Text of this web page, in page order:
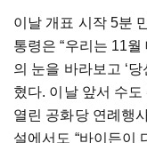
이날 개표 시작 5분
통령은 “우리는 11월
의 눈을 바라보고 ‘
혔다. 이날 앞서 수
열린 공화당 연례행
설에서도 “바이든이